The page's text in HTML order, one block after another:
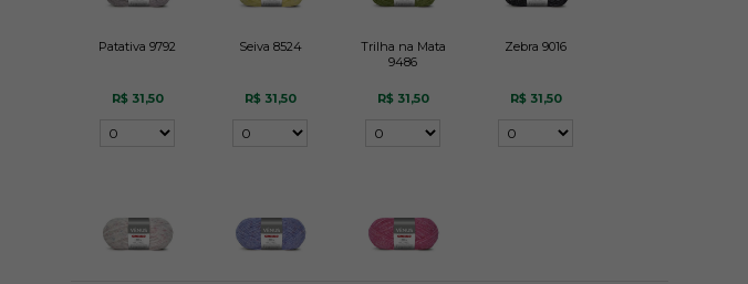
Patativa 9792
R$ 31,50
Seiva 8524
R$ 31,50
Trilha na Mata
9486
R$ 31,50
Zebra 9016
R$ 31,50